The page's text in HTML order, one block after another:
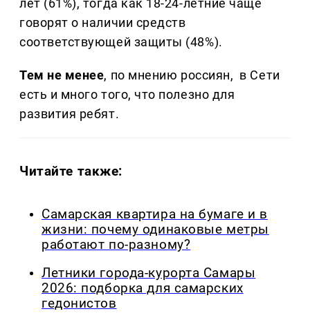
лет (61%), тогда как 18-24-летние чаще
говорят о наличии средств
соответствующей защиты (48%).
Тем не менее, по мнению россиян, в Сети
есть и много того, что полезно для
развития ребят.
Читайте также:
Самарская квартира на бумаге и в
жизни: почему одинаковые метры
работают по-разному?
Летники города-курорта Самары
2026: подборка для самарских
гедонистов